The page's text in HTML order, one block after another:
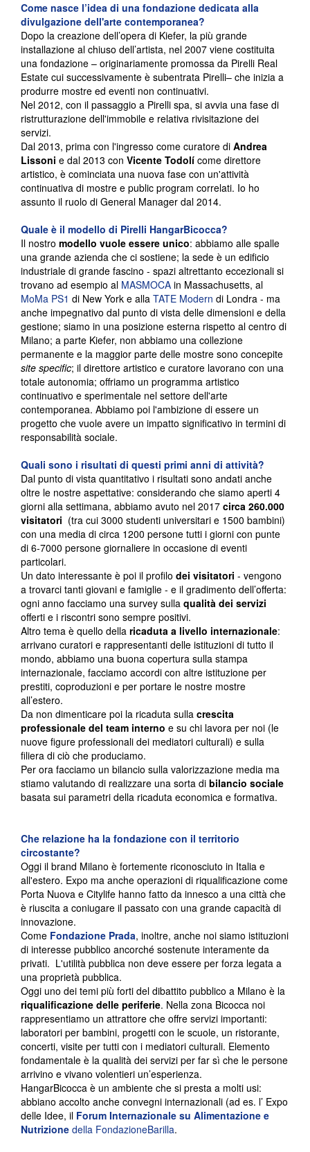
Come nasce l’idea di una fondazione dedicata alla
divulgazione dell'arte contemporanea?
Dopo la creazione dell’opera di Kiefer, la più grande
installazione al chiuso dell’artista, nel 2007 viene costituita
una fondazione – originariamente promossa da Pirelli Real
Estate cui successivamente è subentrata Pirelli– che inizia a
produrre mostre ed eventi non continuativi.
Nel 2012, con il passaggio a Pirelli spa, si avvia una fase di
ristrutturazione dell'immobile e relativa rivisitazione dei
servizi.
Dal 2013, prima con l'ingresso come curatore di Andrea
Lissoni e dal 2013 con Vicente Todolí come direttore
artistico, è cominciata una nuova fase con un'attività
continuativa di mostre e public program correlati. Io ho
assunto il ruolo di General Manager dal 2014.
Quale è il modello di Pirelli HangarBicocca?
Il nostro modello vuole essere unico: abbiamo alle spalle
una grande azienda che ci sostiene; la sede è un edificio
industriale di grande fascino - spazi altrettanto eccezionali si
trovano ad esempio al MASMOCA in Massachusetts, al
MoMa PS1 di New York e alla TATE Modern di Londra - ma
anche impegnativo dal punto di vista delle dimensioni e della
gestione; siamo in una posizione esterna rispetto al centro di
Milano; a parte Kiefer, non abbiamo una collezione
permanente e la maggior parte delle mostre sono concepite
site specific; il direttore artistico e curatore lavorano con una
totale autonomia; offriamo un programma artistico
continuativo e sperimentale nel settore dell'arte
contemporanea. Abbiamo poi l'ambizione di essere un
progetto che vuole avere un impatto significativo in termini di
responsabilità sociale.
Quali sono i risultati di questi primi anni di attività?
Dal punto di vista quantitativo i risultati sono andati anche
oltre le nostre aspettative: considerando che siamo aperti 4
giorni alla settimana, abbiamo avuto nel 2017 circa 260.000
visitatori (tra cui 3000 studenti universitari e 1500 bambini)
con una media di circa 1200 persone tutti i giorni con punte
di 6-7000 persone giornaliere in occasione di eventi
particolari.
Un dato interessante è poi il profilo dei visitatori - vengono
a trovarci tanti giovani e famiglie - e il gradimento dell’offerta:
ogni anno facciamo una survey sulla qualità dei servizi
offerti e i riscontri sono sempre positivi.
Altro tema è quello della ricaduta a livello internazionale:
arrivano curatori e rappresentanti delle istituzioni di tutto il
mondo, abbiamo una buona copertura sulla stampa
internazionale, facciamo accordi con altre istituzione per
prestiti, coproduzioni e per portare le nostre mostre
all’estero.
Da non dimenticare poi la ricaduta sulla crescita
professionale del team interno e su chi lavora per noi (le
nuove figure professionali dei mediatori culturali) e sulla
filiera di ciò che produciamo.
Per ora facciamo un bilancio sulla valorizzazione media ma
stiamo valutando di realizzare una sorta di bilancio sociale
basata sui parametri della ricaduta economica e formativa.
Che relazione ha la fondazione con il territorio
circostante?
Oggi il brand Milano è fortemente riconosciuto in Italia e
all'estero. Expo ma anche operazioni di riqualificazione come
Porta Nuova e Citylife hanno fatto da innesco a una città che
è riuscita a coniugare il passato con una grande capacità di
innovazione.
Come Fondazione Prada, inoltre, anche noi siamo istituzioni
di interesse pubblico ancorché sostenute interamente da
privati. L'utilità pubblica non deve essere per forza legata a
una proprietà pubblica.
Oggi uno dei temi più forti del dibattito pubblico a Milano è la
riqualificazione delle periferie. Nella zona Bicocca noi
rappresentiamo un attrattore che offre servizi importanti:
laboratori per bambini, progetti con le scuole, un ristorante,
concerti, visite per tutti con i mediatori culturali. Elemento
fondamentale è la qualità dei servizi per far sì che le persone
arrivino e vivano volentieri un’esperienza.
HangarBicocca è un ambiente che si presta a molti usi:
abbiano accolto anche convegni internazionali (ad es. l’ Expo
delle Idee, il Forum Internazionale su Alimentazione e
Nutrizione della FondazioneBarilla.